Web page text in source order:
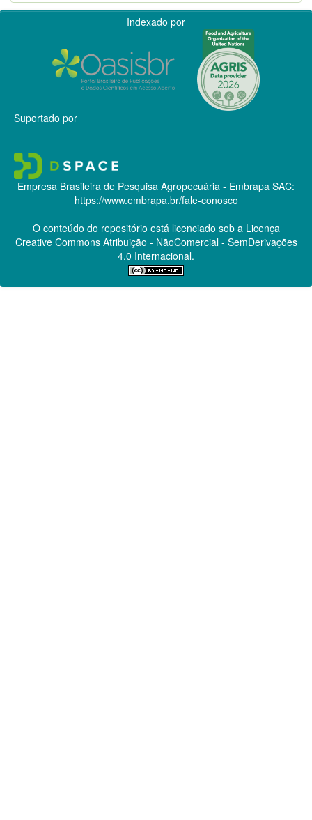
Indexado por
Suportado por
Empresa Brasileira de Pesquisa Agropecuária - Embrapa SAC:
https://www.embrapa.br/fale-conosco
O conteúdo do repositório está licenciado sob a Licença
Creative CommonsAtribuição - NãoComercial - SemDerivações
4.0 Internacional.